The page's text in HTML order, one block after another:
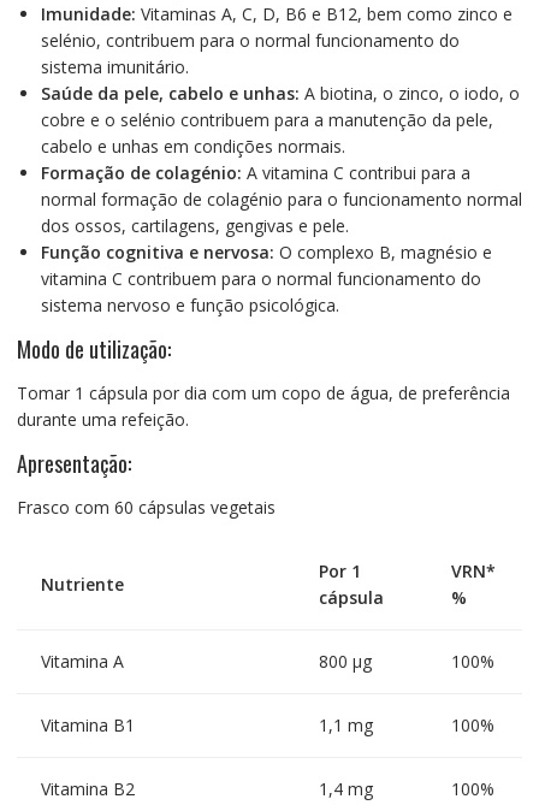
Imunidade: Vitaminas A, C, D, B6 e B12, bem como zinco e
selénio, contribuem para o normal funcionamento do
sistema imunitário.
Saúde da pele, cabelo e unhas: A biotina, o zinco, o iodo, o
cobre e o selénio contribuem para a manutenção da pele,
cabelo e unhas em condições normais.
Formação de colagénio: A vitamina C contribui para a
normal formação de colagénio para o funcionamento normal
dos ossos, cartilagens, gengivas e pele.
Função cognitiva e nervosa: O complexo B, magnésio e
vitamina C contribuem para o normal funcionamento do
sistema nervoso e função psicológica.
Modo de utilização:
Tomar 1 cápsula por dia com um copo de água, de preferência
durante uma refeição.
Apresentação:
Frasco com 60 cápsulas vegetais
Nutriente
Por 1
cápsula
VRN*
%
Vitamina A 800 µg 100%
Vitamina B1 1,1 mg 100%
Vitamina B2 1,4 mg 100%